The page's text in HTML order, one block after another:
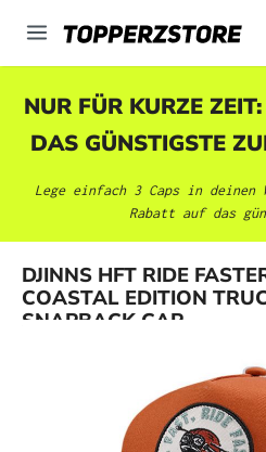
springen
NUR FÜR KURZE
DAS GÜNSTIGSTE
Lege einfach 3 Caps in deinen
Rabatt auf das
DJINNS HFT RIDE
COASTAL EDITION
SNAPBACK CAP
Bildergalerie überspringen